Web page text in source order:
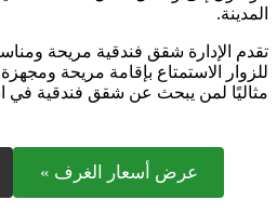
المدينة.
تقدم الإدارة شقق فندقية مريحة
للزوار الاستمتاع بإقامة مريحة ومجهزة
مثاليًا لمن يبحث عن شقق فندقية في
عرض أسعار الغرف »